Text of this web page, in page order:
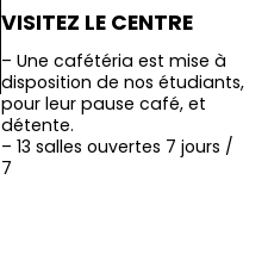
VISITEZ LE CENTRE
– Une cafétéria est mise à
disposition de nos étudiants,
pour leur pause café, et
détente.
– 13 salles ouvertes 7 jours /
7